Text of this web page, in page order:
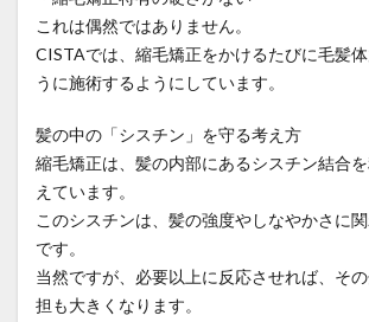
これは偶然ではありません。
CISTAでは、縮毛矯正をかけるたびに毛髪
うに施術するようにしています。
髪の中の「シスチン」を守る考え方
縮毛矯正は、髪の内部にあるシスチン結合
えています。
このシスチンは、髪の強度やしなやかさに
です。
当然ですが、必要以上に反応させれば、そ
担も大きくなります。
回復美容の起源
地毛風ストレート
失敗のメカニズム
妊婦さんの縮毛矯正
子供の縮毛矯正
学校生活
当日予約
復学 思春期
抗がん剤後の髪質変化
抗がん剤治療後
抗がん剤治療後の髪
時間が経っても扱いやすい髪
本当に？
東横線の上位サロン